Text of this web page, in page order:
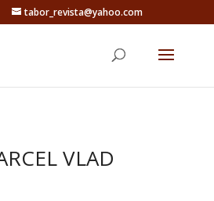
tabor_revista@yahoo.com
VLAD